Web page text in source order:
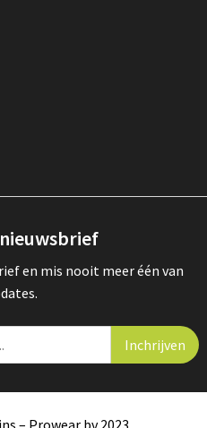
en mis nooit meer één van
– Prowear bv 2023